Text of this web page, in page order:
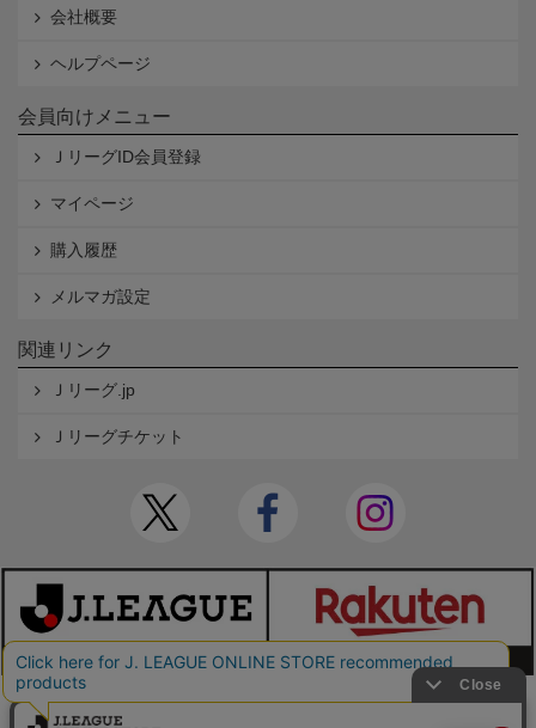
会社概要
ヘルプページ
会員向けメニュー
ＪリーグID会員登録
マイページ
購入履歴
メルマガ設定
関連リンク
Ｊリーグ.jp
Ｊリーグチケット